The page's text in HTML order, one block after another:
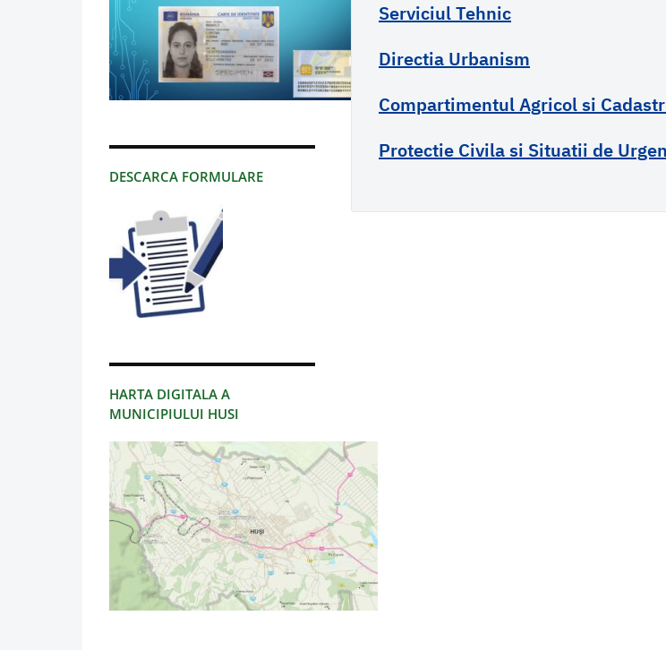
DESCARCA FORMULARE
HARTA DIGITALA A
MUNICIPIULUI HUSI
Serviciul Tehnic
Directia Urbanism
Compartimentul Agricol si
Protectie Civila si Situatii de